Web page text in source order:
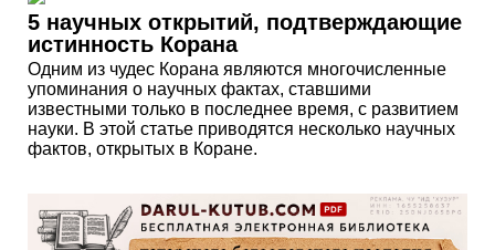
5 научных открытий, подтверждающие
истинность Корана
Одним из чудес Корана являются многочисленные
упоминания о научных фактах, ставшими
известными только в последнее время, с развитием
науки. В этой статье приводятся несколько научных
фактов, открытых в Коране.